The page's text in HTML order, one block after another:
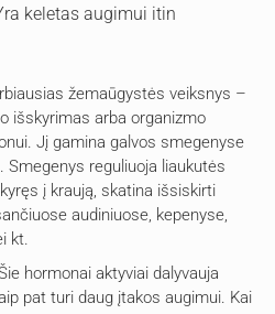
keletas augimui itin
žemaūgystės veiksnys –
išskyrimas arba organizmo
Jį gamina galvos smegenyse
Smegenys reguliuoja liaukutės
į kraują, skatina išsiskirti
audiniuose, kepenyse,
kt.
hormonai aktyviai dalyvauja
pat turi daug įtakos augimui. Kai